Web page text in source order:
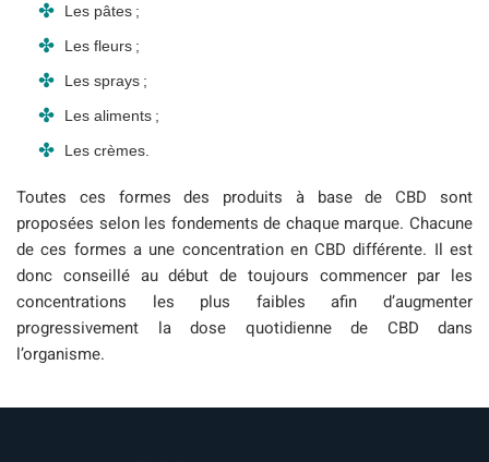
Les pâtes ;
Les fleurs ;
Les sprays ;
Les aliments ;
Les crèmes.
Toutes ces formes des produits à base de CBD sont
proposées selon les fondements de chaque marque. Chacune
de ces formes a une concentration en CBD différente. Il est
donc conseillé au début de toujours commencer par les
concentrations les plus faibles afin d’augmenter
progressivement la dose quotidienne de CBD dans
l’organisme.